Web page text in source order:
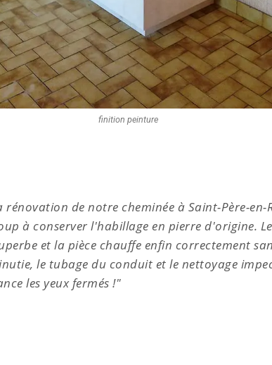
finition peinture
de notre cheminée à Saint-Père-en-
à conserver l'habillage en pierre d'origine.
et la pièce chauffe enfin correctement
le tubage du conduit et le nettoyage
les yeux fermés !"